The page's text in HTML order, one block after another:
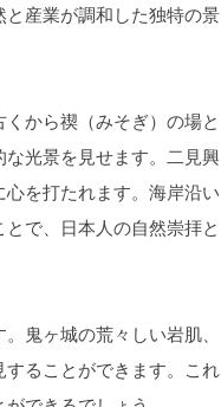
産業が調和した独特の景
から禊（みそぎ）の場と
光景を見せます。二見興
を打たれます。海岸沿い
で、日本人の自然崇拝と
鬼ヶ城の荒々しい岩肌、
ることができます。これ